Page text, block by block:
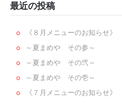
最近の投稿
《８月メニューのお知らせ》
～夏まめや その参～
～夏まめや その弐～
～夏まめや その壱～
《７月メニューのお知らせ》